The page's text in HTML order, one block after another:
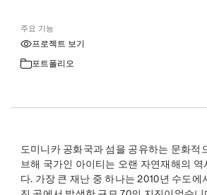
주요 기능
프로젝트 보기
포트폴리오
도미니카 공화국과 섬을 공유하는 문화적
브해 국가인 아이티는 오랜 자연재해의 역
다. 가장 큰 재난 중 하나는 2010년 수도에